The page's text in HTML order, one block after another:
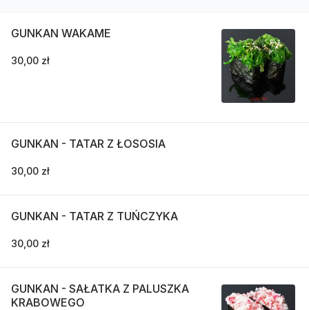
GUNKAN WAKAME
30,00 zł
GUNKAN - TATAR Z ŁOSOSIA
30,00 zł
GUNKAN - TATAR Z TUŃCZYKA
30,00 zł
GUNKAN - SAŁATKA Z PALUSZKA
KRABOWEGO